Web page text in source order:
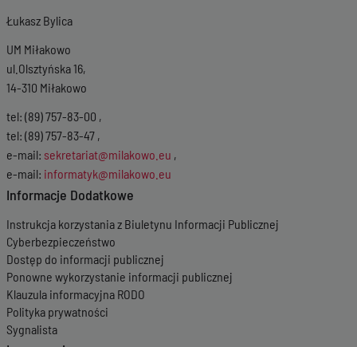
Łukasz Bylica
UM Miłakowo
ul.Olsztyńska 16,
14-310 Miłakowo
tel: (89) 757-83-00 ,
tel: (89) 757-83-47 ,
e-mail: sekretariat@milakowo.eu ,
e-mail: informatyk@milakowo.eu
Informacje Dodatkowe
Instrukcja korzystania z Biuletynu Informacji Publicznej
Cyberbezpieczeństwo
Dostęp do informacji publicznej
Ponowne wykorzystanie informacji publicznej
Klauzula informacyjna RODO
Polityka prywatności
Sygnalista